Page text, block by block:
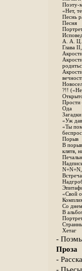
Поэту-
«Нет,
Песнь
Песня
А. А. Ц.
Глава
?!!
Прости
Ода
Загадки
«Уж
«Ты
Порыв
В
клятв,
«Свой
Со
В
Хетаг
-
Проза
-